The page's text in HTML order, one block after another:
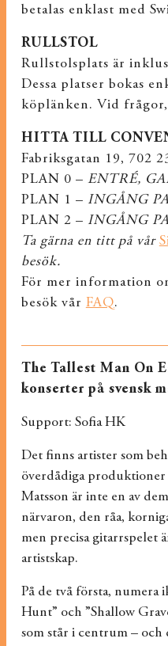
betalas enklast med
RULLSTOL
Rullstolsplats är
Dessa platser bokas
köplänken. Vid frågor,
HITTA TILL
Fabriksgatan 19, 702
PLAN 0 – ENTRÉ,
PLAN 1 – INGÅNG
PLAN 2 – INGÅNG
Ta gärna en titt på vår
besök.
För mer information
besök vår FAQ.
The Tallest Man On
konserter på svensk
Support: Sofia HK
Det finns artister som
överdådiga
Matsson är inte en av
närvaron, den råa,
men precisa gitarrspelet
artistskap.
På de två första, numera
Hunt” och ”Shallow
som står i centrum –